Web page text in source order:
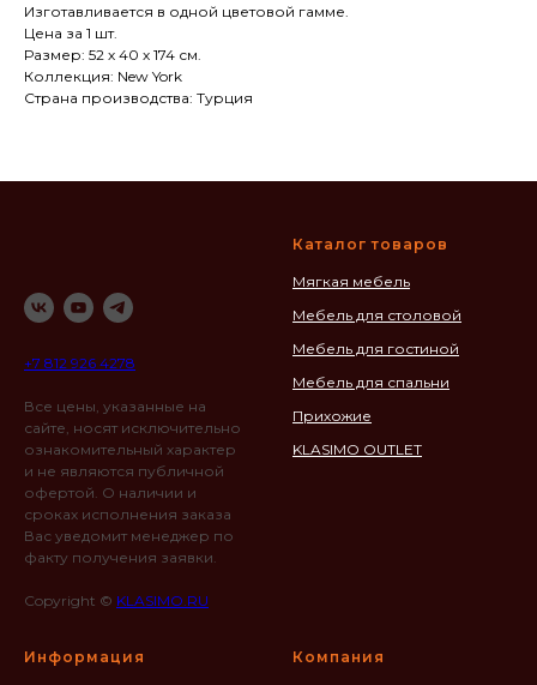
Изготавливается в одной цветовой гамме.
Цена за 1 шт.
Размер: 52 х 40 х 174 см.
Коллекция: New York
Страна производства: Турция
+7 812 926 4278
Все цены, указанные на
сайте, носят исключительно
ознакомительный характер
и не являются публичной
офертой. О наличии и
сроках исполнения заказа
Вас уведомит менеджер по
факту получения заявки.
Copyright © KLASIMO.RU
Каталог товаров
Мягкая мебель
Мебель для столовой
Мебель для гостиной
Мебель для спальни
Прихожие
KLASIMO OUTLET
Информация Компания